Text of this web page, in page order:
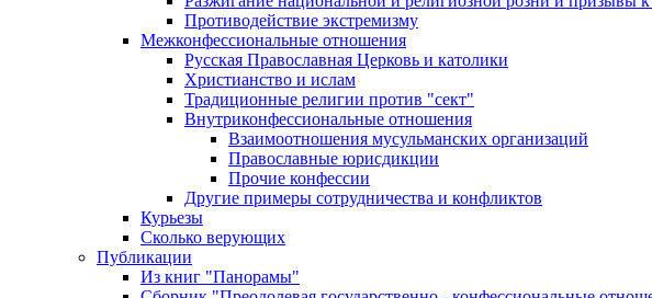
Противодействие экстремизму
Межконфессиональные отношения
Русская Православная Церковь и католики
Христианство и ислам
Традиционные религии против "сект"
Внутриконфессиональные отношения
Взаимоотношения мусульманских организаций
Православные юрисдикции
Прочие конфессии
Другие примеры сотрудничества и конфликтов
Курьезы
Сколько верующих
Публикации
Из книг "Панорамы"